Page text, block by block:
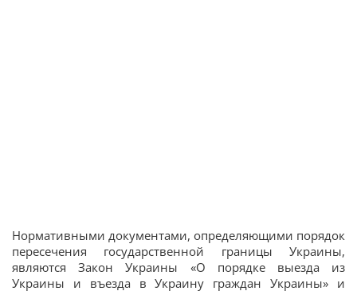
Нормативными документами, определяющими порядок
пересечения государственной границы Украины,
являются Закон Украины «О порядке выезда из
Украины и въезда в Украину граждан Украины» и